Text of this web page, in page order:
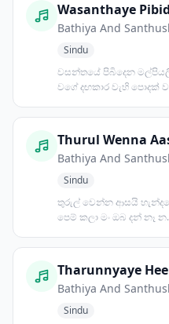
Wasanthaye
Bathiya And
Sindu
වසන්තයේ පිබිදෙන
වගේ දඟකාර වැහි පොදක්
Thurul Wenna
Bathiya And
Sindu
තුරුල් වෙන්න ආසයි
පෙම් කලා මං ඔබ දන් නෑ
Tharunnyaye
Bathiya And
Sindu